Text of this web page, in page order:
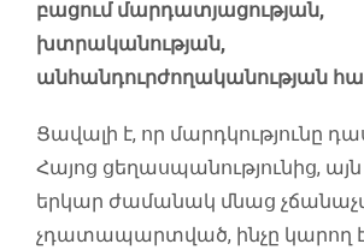
բացում մարդատյացության,
խտրականության,
անհանդուրժողականության
Ցավալի է, որ մարդկությունը
Հայոց ցեղասպանությունից,
երկար ժամանակ մնաց
չդատապարտված, ինչը կարող